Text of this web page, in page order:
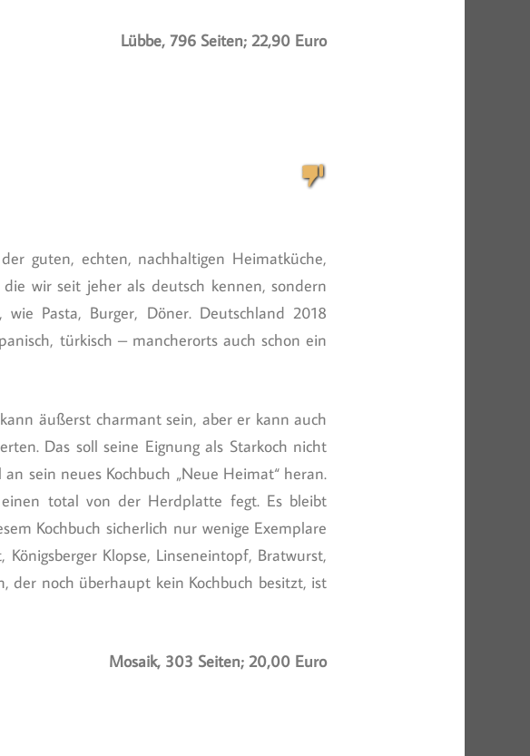
Lübbe, 796 Seiten; 22,90 Euro
guten, echten, nachhaltigen Heimatküche,
wir seit jeher als deutsch kennen, sondern
Pasta, Burger, Döner. Deutschland 2018
türkisch – mancherorts auch schon ein
äußerst charmant sein, aber er kann auch
Das soll seine Eignung als Starkoch nicht
sein neues Kochbuch „Neue Heimat“ heran.
total von der Herdplatte fegt. Es bleibt
Kochbuch sicherlich nur wenige Exemplare
Klopse, Linseneintopf, Bratwurst,
der noch überhaupt kein Kochbuch besitzt, ist
Mosaik, 303 Seiten; 20,00 Euro